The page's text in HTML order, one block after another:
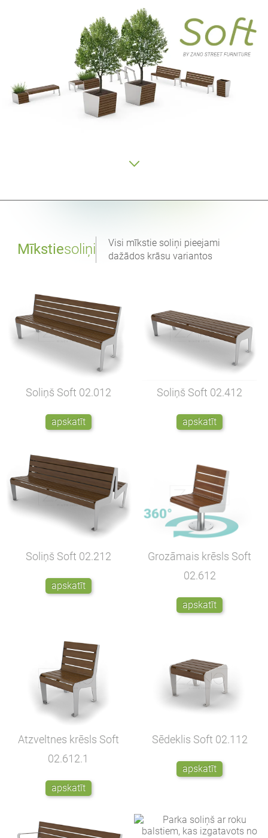
Mīkstiesoliņi
Visi mīkstie soliņi pieejami
dažādos krāsu variantos
Soliņš Soft 02.012
apskatīt
Soliņš Soft 02.412
apskatīt
Soliņš Soft 02.212
apskatīt
Grozāmais krēsls Soft
02.612
apskatīt
Atzveltnes krēsls Soft
02.612.1
apskatīt
Sēdeklis Soft 02.112
apskatīt